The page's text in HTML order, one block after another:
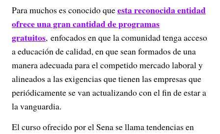
Para muchos es conocido queesta reconocida entidad
ofrece una gran cantidad de programas
gratuitos, enfocados en que la comunidad tenga acceso
a educación de calidad, en que sean formados de una
manera adecuada para el competido mercado laboral y
alineados a las exigencias que tienen las empresas que
periódicamente se van actualizando con el fin de estar a
la vanguardia.
El curso ofrecido por el Sena se llama tendencias en